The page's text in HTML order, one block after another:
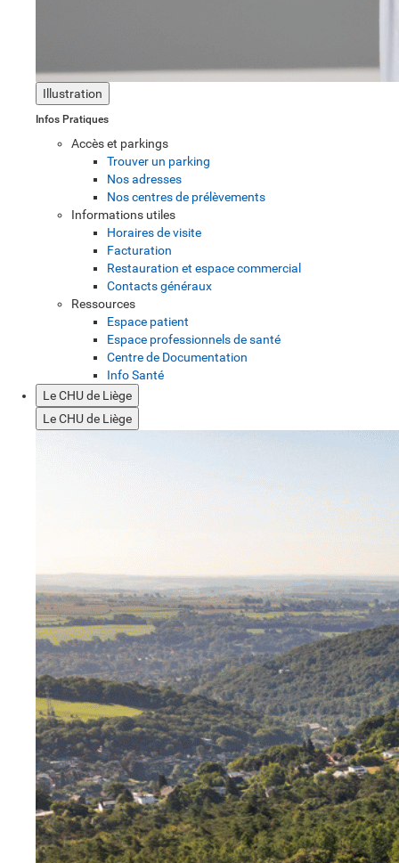
Illustration
Infos Pratiques
Accès et parkings
Trouver un parking
Nos adresses
Nos centres de prélèvements
Informations utiles
Horaires de visite
Facturation
Restauration et espace commercial
Contacts généraux
Ressources
Espace patient
Espace professionnels de santé
Centre de Documentation
Info Santé
Le CHU de Liège
Le CHU de Liège